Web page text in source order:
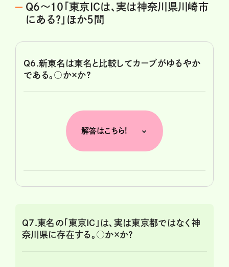
Q6～10「東京ICは、実は神奈川県川崎市
にある?」ほか5問
Q6.新東名は東名と比較してカーブがゆるやか
である。○か×か?
解答はこちら!
Q7.東名の「東京IC」は、実は東京都ではなく神
奈川県に存在する。○か×か?